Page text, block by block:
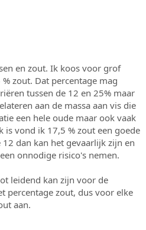
en zout. Ik koos voor grof
zout. Dat percentage mag
tussen de 12 en 25% maar
aan de massa aan vis die
een hele oude maar ook vaak
is vond ik 17,5 % zout een goede
dan kan het gevaarlijk zijn en
onnodige risico's nemen.
leidend kan zijn voor de
percentage zout, dus voor elke
aan.